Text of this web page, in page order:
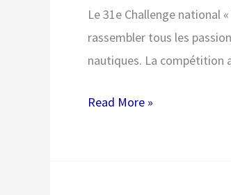
Le 31e Challenge national
rassembler tous les
nautiques. La compétition
17
Read More »